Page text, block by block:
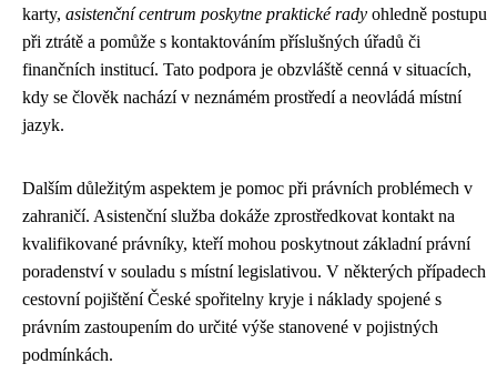
karty, asistenční centrum poskytne praktické rady ohledně postupu
při ztrátě a pomůže s kontaktováním příslušných úřadů či
finančních institucí. Tato podpora je obzvláště cenná v situacích,
kdy se člověk nachází v neznámém prostředí a neovládá místní
jazyk.
Dalším důležitým aspektem je pomoc při právních problémech v
zahraničí. Asistenční služba dokáže zprostředkovat kontakt na
kvalifikované právníky, kteří mohou poskytnout základní právní
poradenství v souladu s místní legislativou. V některých případech
cestovní pojištění České spořitelny kryje i náklady spojené s
právním zastoupením do určité výše stanovené v pojistných
podmínkách.